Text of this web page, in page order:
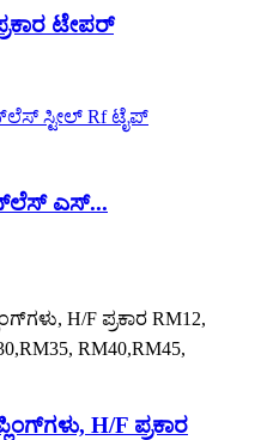
ಟೇಪರ್
ಎಸ್...
H/F ಪ್ರಕಾರ